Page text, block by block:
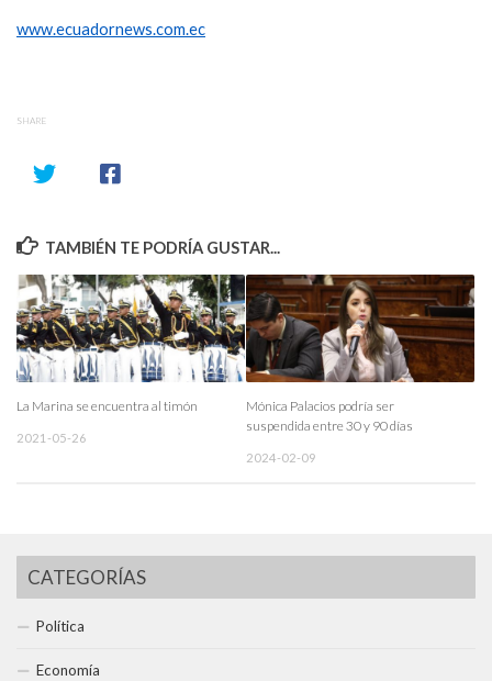
www.ecuadornews.com.ec
SHARE
TAMBIÉN TE PODRÍA GUSTAR...
La Marina se encuentra al timón
2021-05-26
Mónica Palacios podría ser
suspendida entre 30 y 90 días
2024-02-09
CATEGORÍAS
Política
Economía